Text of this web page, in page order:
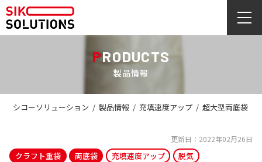
PRODUCTS
製品情報
シコーソリューション / 製品情報 / 充填速度アップ / 超大型両底袋
更新日：2022年02月26日
クラフト重袋 両底袋 充填速度アップ 脱気